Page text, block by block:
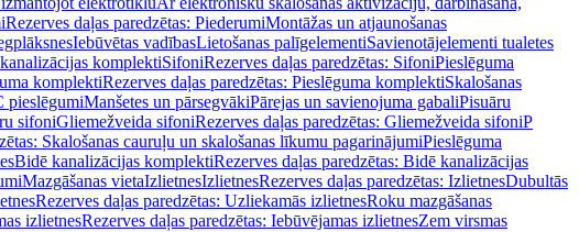
Rezerves daļas paredzētas: PiederumiMontāžas un atjaunošanas
Iebūvētas vadībasLietošanas palīgelementiSavienotājelementi tualetes
komplektiSifoniRezerves daļas paredzētas: SifoniPieslēguma
komplektiRezerves daļas paredzētas: Pieslēguma komplektiSkalošanas
pieslēgumiManšetes un pārsegvākiPārejas un savienojuma gabaliPisuāru
sifoniGliemežveida sifoniRezerves daļas paredzētas: Gliemežveida sifoniP
Skalošanas cauruļu un skalošanas līkumu pagarinājumiPieslēguma
Bidē kanalizācijas komplektiRezerves daļas paredzētas: Bidē kanalizācijas
Mazgāšanas vietaIzlietnesIzlietnesRezerves daļas paredzētas: IzlietnesDubultās
Rezerves daļas paredzētas: Uzliekamās izlietnesRoku mazgāšanas
izlietnesRezerves daļas paredzētas: Iebūvējamas izlietnesZem virsmas